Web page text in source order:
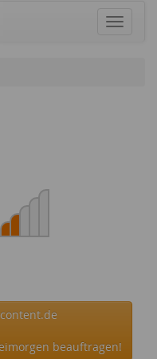
beauftragen!